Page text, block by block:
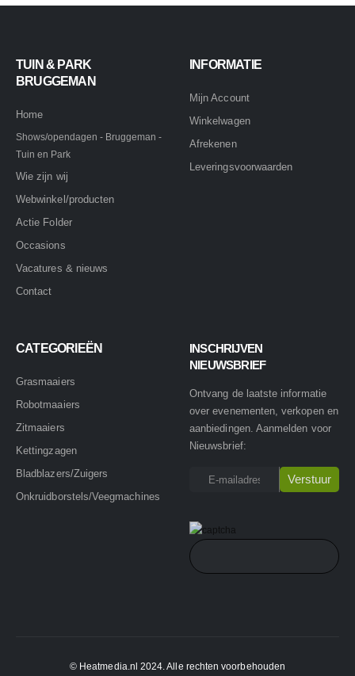
TUIN & PARK
BRUGGEMAN
Home
Shows/opendagen - Bruggeman -
Tuin en Park
Wie zijn wij
Webwinkel/producten
Actie Folder
Occasions
Vacatures & nieuws
Contact
INFORMATIE
Mijn Account
Winkelwagen
Afrekenen
Leveringsvoorwaarden
CATEGORIEËN
Grasmaaiers
Robotmaaiers
Zitmaaiers
Kettingzagen
Bladblazers/Zuigers
Onkruidborstels/Veegmachines
INSCHRIJVEN
NIEUWSBRIEF
Ontvang de laatste informatie
over evenementen, verkopen en
aanbiedingen. Aanmelden voor
Nieuwsbrief:
© Heatmedia.nl 2024. Alle rechten voorbehouden